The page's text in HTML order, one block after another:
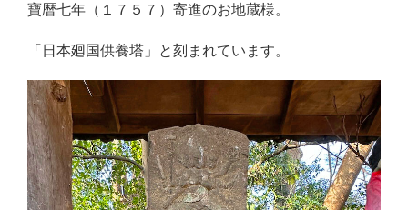
寶暦七年（１７５７）寄進のお地蔵様。
「日本廻国供養塔」と刻まれています。